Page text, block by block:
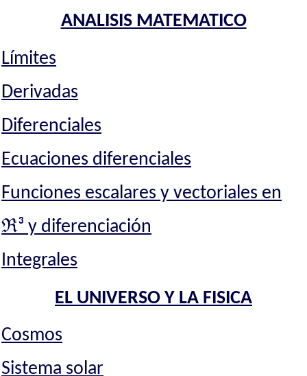
ANALISIS MATEMATICO
Límites
Derivadas
Diferenciales
Ecuaciones diferenciales
Funciones escalares y vectoriales en
ℜ³ y diferenciación
Integrales
EL UNIVERSO Y LA FISICA
Cosmos
Sistema solar